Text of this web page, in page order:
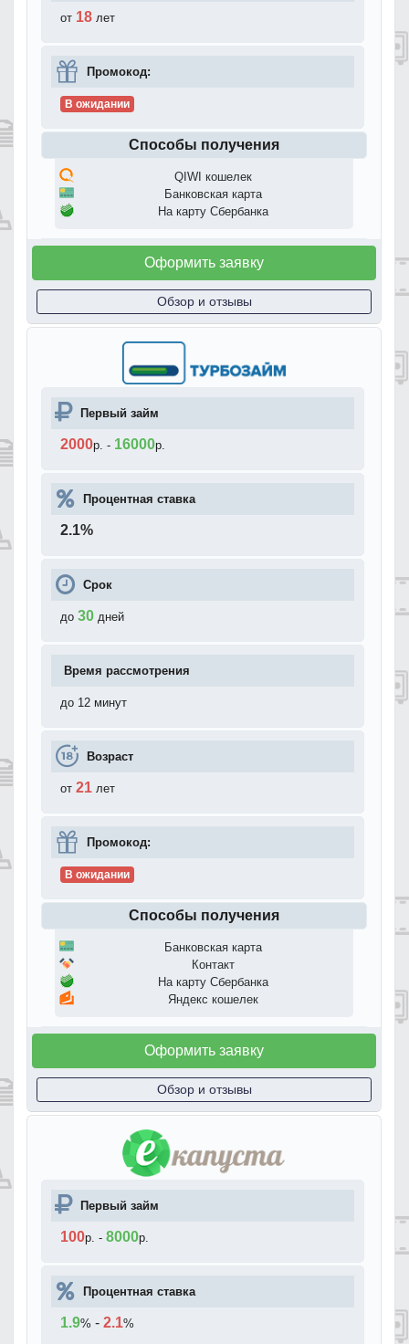
от 18 лет
Промокод:
В ожидании
Способы получения
QIWI кошелек
Банковская карта
На карту Сбербанка
Оформить заявку
Обзор и отзывы
Первый займ
2000р. - 16000р.
Процентная ставка
2.1%
Срок
до 30 дней
Время рассмотрения
до 12 минут
Возраст
от 21 лет
Промокод:
В ожидании
Способы получения
Банковская карта
Контакт
На карту Сбербанка
Яндекс кошелек
Оформить заявку
Обзор и отзывы
Первый займ
100р. - 8000р.
Процентная ставка
1.9% - 2.1%